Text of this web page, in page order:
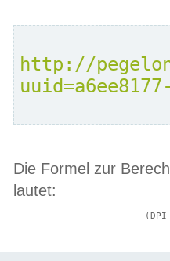
http://
Die Formel zur
lautet: